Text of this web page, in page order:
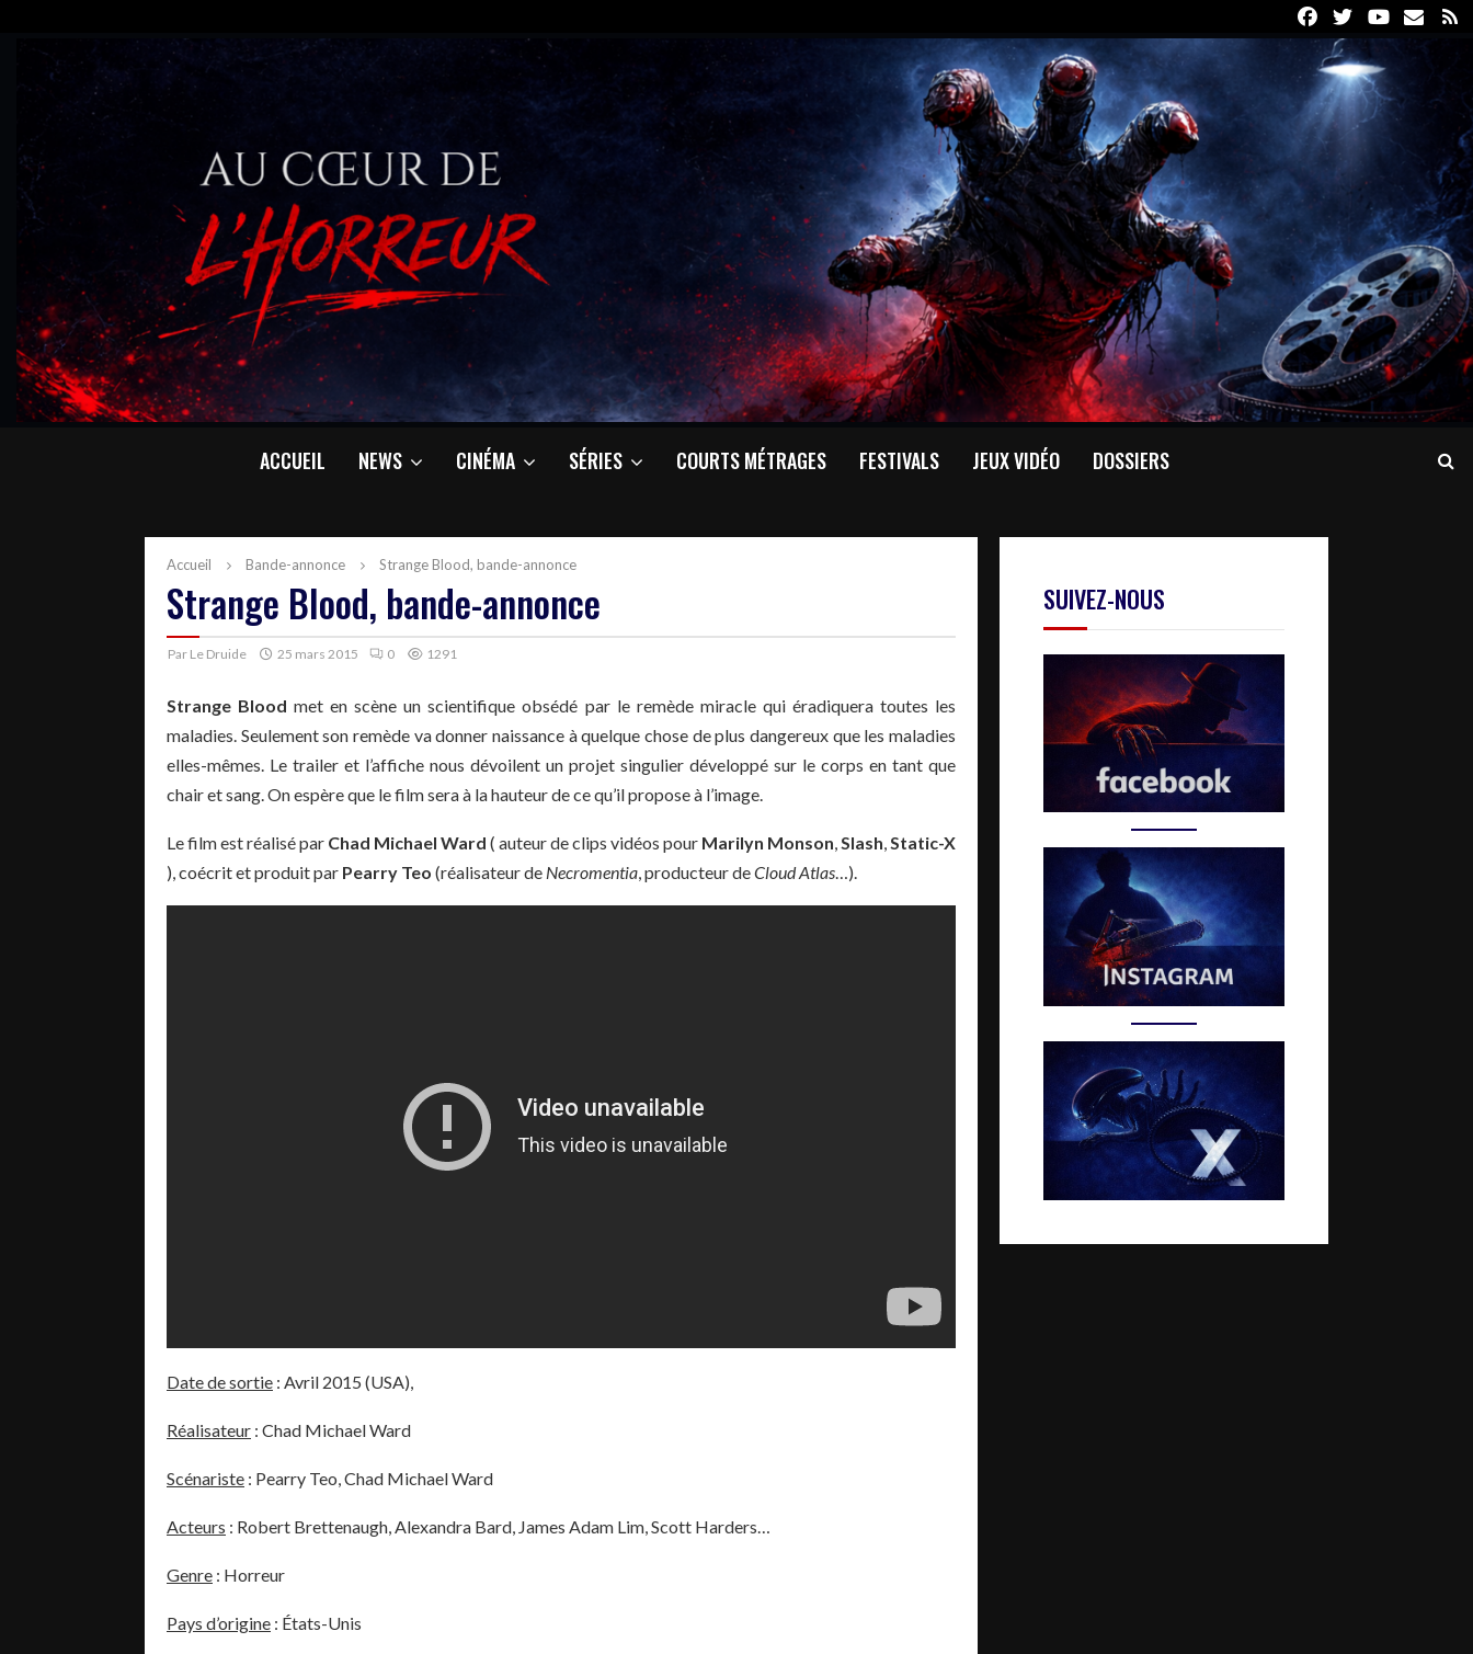
FacebookTwitterYoutube
Email
ACCUEIL NEWS CINÉMA SÉRIES COURTS MÉTRAGES FESTIVALS JEUX VIDÉO DOSSIERS
Accueil Bande-annonce Strange Blood, bande-annonce
Strange Blood, bande-annonce
Par Le Druide 25 mars 2015 0 1291
Strange Blood met en scène un scientifique obsédé par le remède miracle qui éradiquera toutes les
maladies. Seulement son remède va donner naissance à quelque chose de plus dangereux que les maladies
elles-mêmes. Le trailer et l’affiche nous dévoilent un projet singulier développé sur le corps en tant que
chair et sang. On espère que le film sera à la hauteur de ce qu’il propose à l’image.
Le film est réalisé par Chad Michael Ward ( auteur de clips vidéos pour Marilyn Monson,Slash,Static-X
), coécrit et produit par Pearry Teo (réalisateur de Necromentia, producteur deCloud Atlas…).
Date de sortie : Avril 2015 (USA),
Réalisateur : Chad Michael Ward
Scénariste : Pearry Teo, Chad Michael Ward
Acteurs : Robert Brettenaugh,Alexandra Bard, James Adam Lim,Scott Harders…
Genre : Horreur
Pays d’origine : États-Unis
SUIVEZ-NOUS